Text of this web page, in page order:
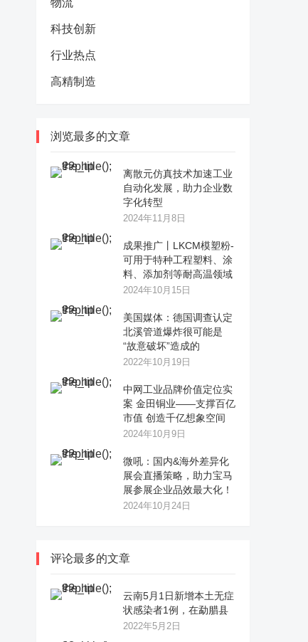
物流
科技创新
行业热点
高精制造
浏览最多的文章
离散元仿真技术加速工业
自动化发展，助力企业数
字化转型
2024年11月8日
成果推广丨LKCM模塑粉-
可用于特种工程塑料、涂
料、添加剂等耐高温领域
2024年10月15日
美国媒体：德国调查认定
北溪管道爆炸很可能是
“故意破坏”造成的
2022年10月19日
中网工业品牌价值定位实
案 金田铜业——支撑百亿
市值 创造千亿想象空间
2024年10月9日
微吼：国内&海外差异化
展会直播策略，助力宝马
展参展企业品效最大化！
2024年10月24日
评论最多的文章
云南5月1日新增本土无症
状感染者1例，在勐腊县
2022年5月2日